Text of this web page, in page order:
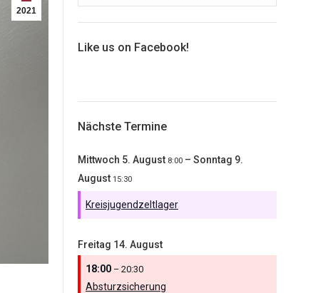
2021
Like us on Facebook!
Nächste Termine
Mittwoch 5. August 8:00 – Sonntag 9.
August 15:30
Kreisjugendzeltlager
Freitag 14. August
18:00 – 20:30
Absturzsicherung